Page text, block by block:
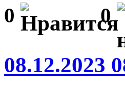
0 0
08.12.2023